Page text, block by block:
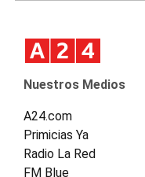
Nuestros Medios
A24.com
Primicias Ya
Radio La Red
FM Blue